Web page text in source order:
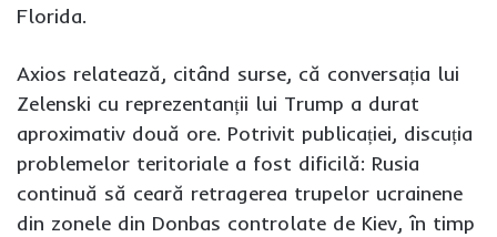
Florida.
Axios relatează, citând surse, că conversația lui
Zelenski cu reprezentanții lui Trump a durat
aproximativ două ore. Potrivit publicației, discuția
problemelor teritoriale a fost dificilă: Rusia
continuă să ceară retragerea trupelor ucrainene
din zonele din Donbas controlate de Kiev, în timp